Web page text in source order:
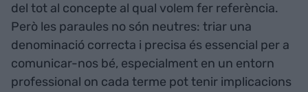
del tot al concepte al qual volem fer referència.
Però les paraules no són neutres: triar una
denominació correcta i precisa és essencial per a
comunicar-nos bé, especialment en un entorn
professional on cada terme pot tenir implicacions